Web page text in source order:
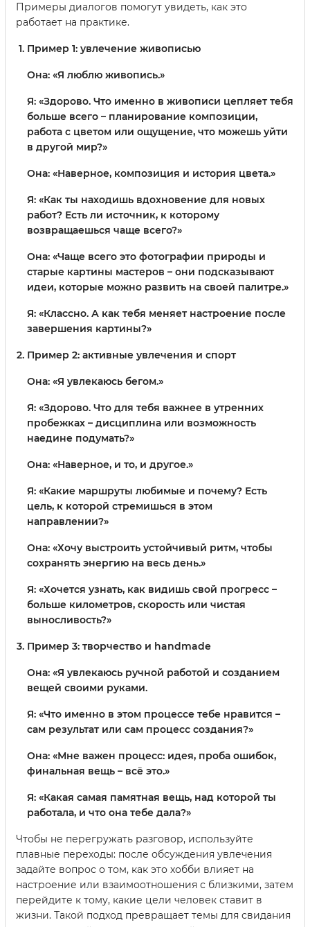
Примеры диалогов помогут увидеть, как это
работает на практике.
Пример 1: увлечение живописью
Она: «Я люблю живопись.»
Я: «Здорово. Что именно в живописи цепляет тебя
больше всего – планирование композиции,
работа с цветом или ощущение, что можешь уйти
в другой мир?»
Она: «Наверное, композиция и история цвета.»
Я: «Как ты находишь вдохновение для новых
работ? Есть ли источник, к которому
возвращаешься чаще всего?»
Она: «Чаще всего это фотографии природы и
старые картины мастеров – они подсказывают
идеи, которые можно развить на своей палитре.»
Я: «Классно. А как тебя меняет настроение после
завершения картины?»
Пример 2: активные увлечения и спорт
Она: «Я увлекаюсь бегом.»
Я: «Здорово. Что для тебя важнее в утренних
пробежках – дисциплина или возможность
наедине подумать?»
Она: «Наверное, и то, и другое.»
Я: «Какие маршруты любимые и почему? Есть
цель, к которой стремишься в этом
направлении?»
Она: «Хочу выстроить устойчивый ритм, чтобы
сохранять энергию на весь день.»
Я: «Хочется узнать, как видишь свой прогресс –
больше километров, скорость или чистая
выносливость?»
Пример 3: творчество и handmade
Она: «Я увлекаюсь ручной работой и созданием
вещей своими руками.
Я: «Что именно в этом процессе тебе нравится –
сам результат или сам процесс создания?»
Она: «Мне важен процесс: идея, проба ошибок,
финальная вещь – всё это.»
Я: «Какая самая памятная вещь, над которой ты
работала, и что она тебе дала?»
Чтобы не перегружать разговор, используйте
плавные переходы: после обсуждения увлечения
задайте вопрос о том, как это хобби влияет на
настроение или взаимоотношения с близкими, затем
перейдите к тому, какие цели человек ставит в
жизни. Такой подход превращает темы для свидания